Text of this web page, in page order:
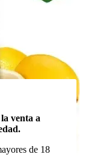
venta a
de 18